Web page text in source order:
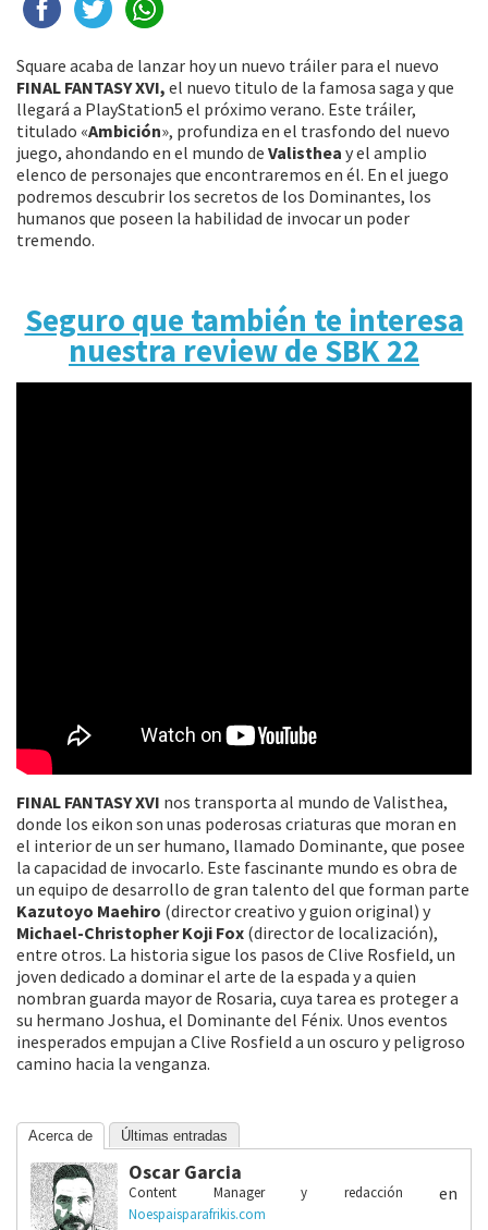
Square acaba de lanzar hoy un nuevo tráiler para el nuevo
FINAL FANTASY XVI, el nuevo titulo de la famosa saga y que
llegará a PlayStation5 el próximo verano. Este tráiler,
titulado «Ambición», profundiza en el trasfondo del nuevo
juego, ahondando en el mundo de Valisthea y el amplio
elenco de personajes que encontraremos en él. En el juego
podremos descubrir los secretos de los Dominantes, los
humanos que poseen la habilidad de invocar un poder
tremendo.
Seguro que también te interesa
nuestra review de SBK 22
FINAL FANTASY XVI nos transporta al mundo de Valisthea,
donde los eikon son unas poderosas criaturas que moran en
el interior de un ser humano, llamado Dominante, que posee
la capacidad de invocarlo. Este fascinante mundo es obra de
un equipo de desarrollo de gran talento del que forman parte
Kazutoyo Maehiro (director creativo y guion original) y
Michael-Christopher Koji Fox (director de localización),
entre otros. La historia sigue los pasos de Clive Rosfield, un
joven dedicado a dominar el arte de la espada y a quien
nombran guarda mayor de Rosaria, cuya tarea es proteger a
su hermano Joshua, el Dominante del Fénix. Unos eventos
inesperados empujan a Clive Rosfield a un oscuro y peligroso
camino hacia la venganza.
Acerca de Últimas entradas
Oscar Garcia
Content Manager y redacción en
Noespaisparafrikis.com